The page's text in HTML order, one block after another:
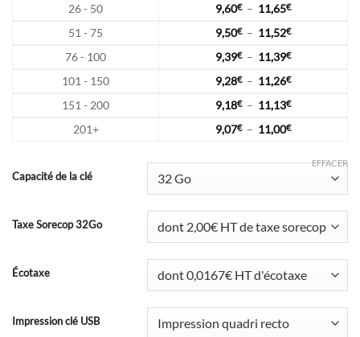
prix :
9,92€
12,03€
26 - 50 9,60€ – 11,65€Plage
prix :
9,60€
11,65€
51 - 75 9,50€ – 11,52€Plage
prix :
9,50€
11,52€
76 - 100 9,39€ – 11,39€Plage
prix :
9,39€
11,39€
101 - 150 9,28€ – 11,26€Plage
prix :
9,28€
151 - 200 9,18€ – 11,13€Plage
prix :
à
201+ 9,07€ – 11,00€Plage
prix :
Capacité de la clé
Taxe Sorecop 32Go
Écotaxe
Impression clé USB
EFFACER